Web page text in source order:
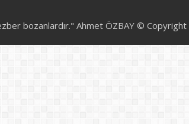
bozanlardır." Ahmet ÖZBAY ©